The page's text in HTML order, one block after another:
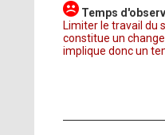
Temps
Limiter le travail du
constitue un
implique donc un